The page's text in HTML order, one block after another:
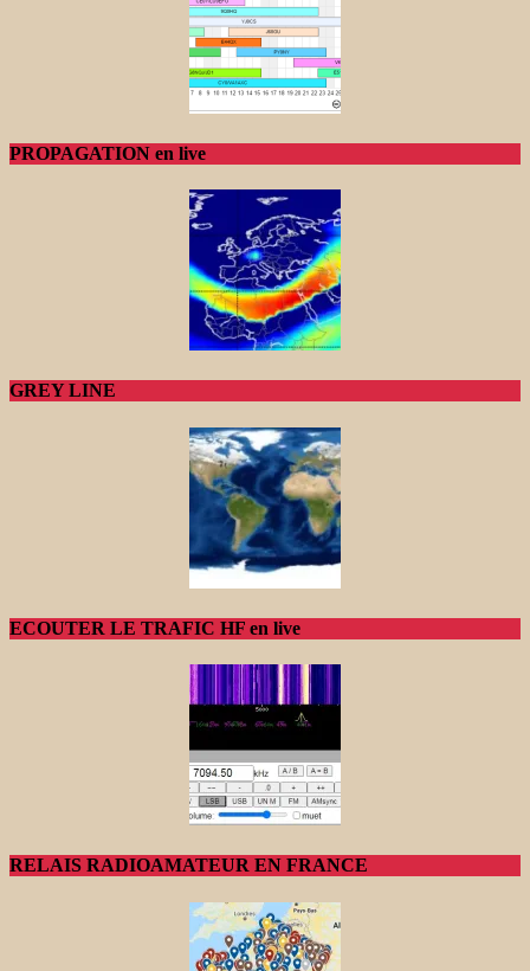
PROPAGATION en live
GREY LINE
ECOUTER LE TRAFIC HF en live
RELAIS RADIOAMATEUR EN FRANCE